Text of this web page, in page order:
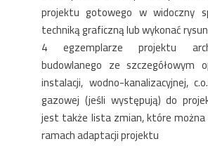
projektu gotowego w widoczny
techniką graficzną lub wykonać
4 egzemplarze projektu
budowlanego ze szczegółowym
instalacji, wodno-kanalizacyjnej,
gazowej (jeśli występują) do
jest także lista zmian, które
ramach adaptacji projektu